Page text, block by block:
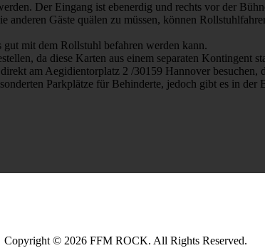
Der Eingang ist ebenerdig und rechts vor der
anderen Gäste quälen zu müssen, können
mit dem Rollstuhl befahren werden kann.
da diese Karten aus einem separaten Kontingent
am Aegidientorplatz 2 /30159 Hannover besuchen,
Parkplätze für Behinderte, jedoch gibt es in
Copyright © 2026 FFM ROCK. All Rights Reserved.